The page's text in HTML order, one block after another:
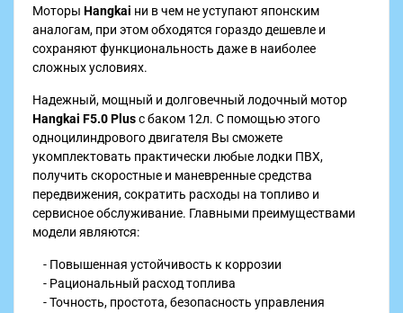
Моторы Hangkai ни в чем не уступают японским
аналогам, при этом обходятся гораздо дешевле и
сохраняют функциональность даже в наиболее
сложных условиях.
Надежный, мощный и долговечный лодочный мотор
Hangkai F5.0 Plusс баком 12л. С помощью этого
одноцилиндрового двигателя Вы сможете
укомплектовать практически любые лодки ПВХ,
получить скоростные и маневренные средства
передвижения, сократить расходы на топливо и
сервисное обслуживание. Главными преимуществами
модели являются:
- Повышенная устойчивость к коррозии
- Рациональный расход топлива
- Точность, простота, безопасность управления